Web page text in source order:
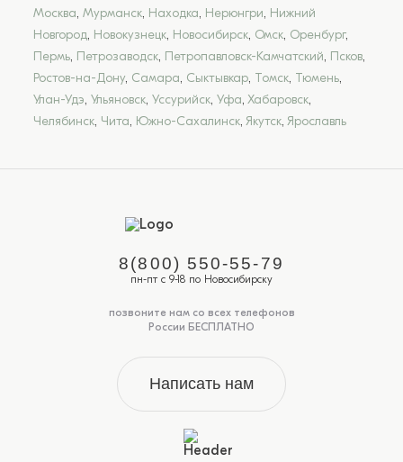
Москва, Мурманск, Находка, Нерюнгри, Нижний
Новгород, Новокузнецк, Новосибирск, Омск, Оренбург,
Пермь, Петрозаводск, Петропавловск-Камчатский, Псков,
Ростов-на-Дону, Самара, Сыктывкар, Томск, Тюмень,
Улан-Удэ, Ульяновск, Уссурийск, Уфа, Хабаровск,
Челябинск, Чита, Южно-Сахалинск, Якутск, Ярославль
8(800) 550-55-79
пн-пт с 9-18 по Новосибирску
позвоните нам со всех телефонов
России БЕСПЛАТНО
Написать нам